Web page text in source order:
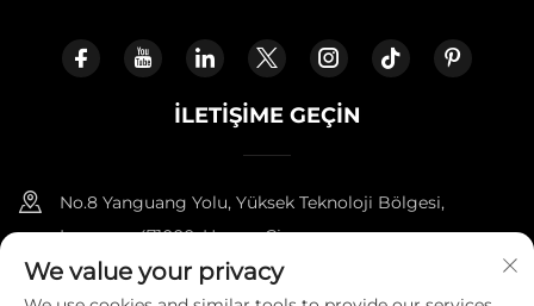
İLETIŞIME GEÇIN
No.8 Yanguang Yolu, Yüksek Teknoloji Bölgesi,
Luoyang 471000, Henan, Çin.
+86-18338800729
We value your privacy